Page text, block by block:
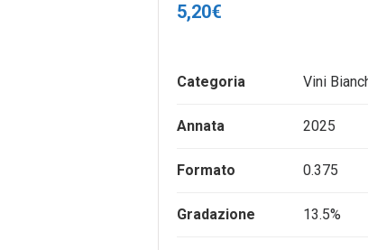
5,20€
Categoria Vini
Annata 2025
Formato 0.375
Gradazione 13.5%